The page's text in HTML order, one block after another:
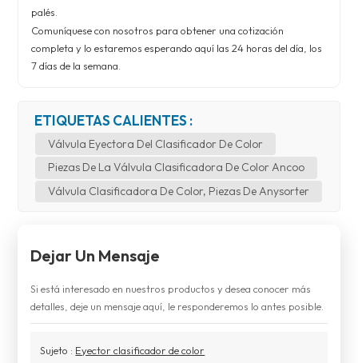
palés.
Comuníquese con nosotros para obtener una cotización
completa y lo estaremos esperando aquí las 24 horas del día, los
7 días de la semana.
ETIQUETAS CALIENTES :
Válvula Eyectora Del Clasificador De Color
Piezas De La Válvula Clasificadora De Color Ancoo
Válvula Clasificadora De Color, Piezas De Anysorter
Dejar Un Mensaje
Si está interesado en nuestros productos y desea conocer más
detalles, deje un mensaje aquí, le responderemos lo antes posible.
Sujeto : Eyector clasificador de color